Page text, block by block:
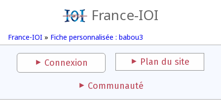
France-IOI
France-IOI » Fiche personnalisée : babou3
Connexion Plan du site
Communauté